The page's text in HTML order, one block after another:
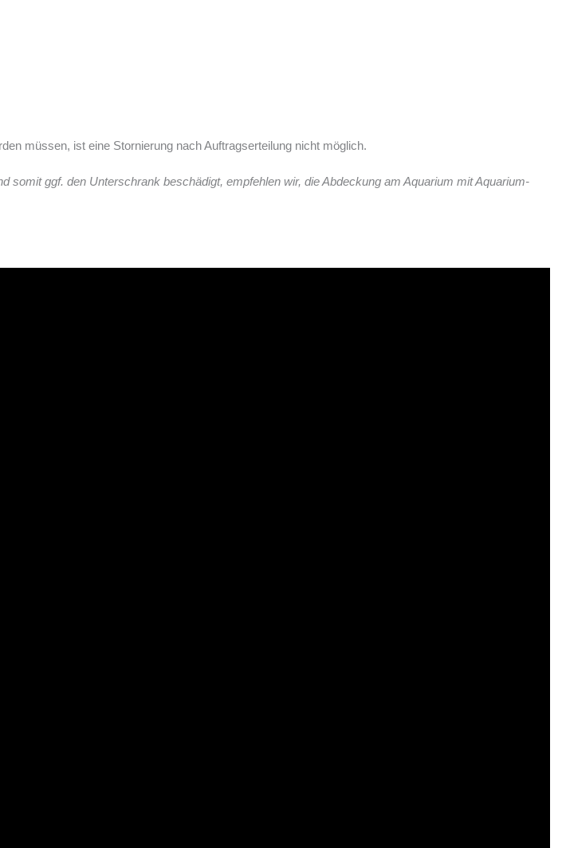
müssen, ist eine Stornierung nach Auftragserteilung nicht möglich.
ggf. den Unterschrank beschädigt, empfehlen wir, die Abdeckung am Aquarium mit Aquarium-